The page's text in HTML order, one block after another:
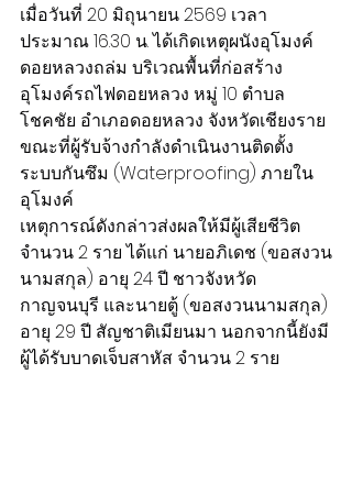
เมื่อวันที่ 20 มิถุนายน 2569 เวลา
ประมาณ 16.30 น. ได้เกิดเหตุผนังอุโมงค์
ดอยหลวงถล่ม บริเวณพื้นที่ก่อสร้าง
อุโมงค์รถไฟดอยหลวง หมู่ 10 ตำบล
โชคชัย อำเภอดอยหลวง จังหวัดเชียงราย
ขณะที่ผู้รับจ้างกำลังดำเนินงานติดตั้ง
ระบบกันซึม (Waterproofing) ภายใน
อุโมงค์
เหตุการณ์ดังกล่าวส่งผลให้มีผู้เสียชีวิต
จำนวน 2 ราย ได้แก่ นายอภิเดช (ขอสงวน
นามสกุล) อายุ 24 ปี ชาวจังหวัด
กาญจนบุรี และนายตู้ (ขอสงวนนามสกุล)
อายุ 29 ปี สัญชาติเมียนมา นอกจากนี้ยังมี
ผู้ได้รับบาดเจ็บสาหัส จำนวน 2 ราย